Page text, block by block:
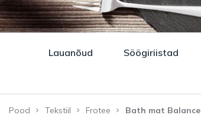
Lauanõud Söögiriistad
Pood Tekstiil Frotee Bath mat Balance